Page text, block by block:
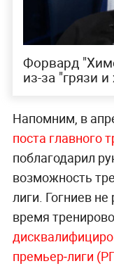
Форвард
из-за "грязи и
Напомним, в
поста главного
поблагодарил
возможность
лиги. Гогниев не
время
премьер‑лиги